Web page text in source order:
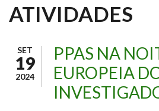
ATIVIDADES
SET
19
2024
PPAS NA
EUROPEIA